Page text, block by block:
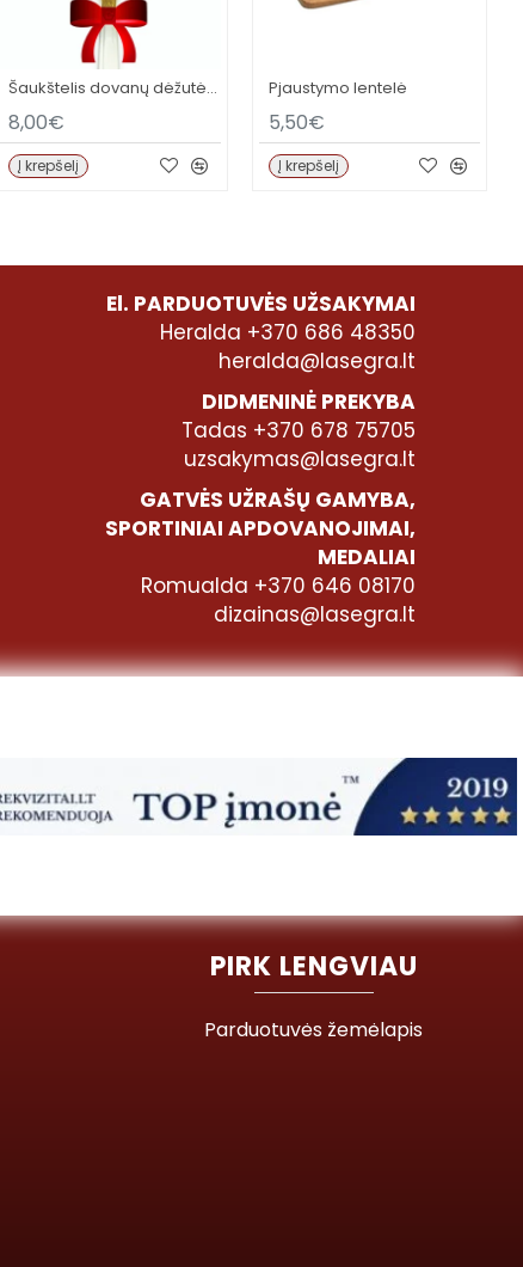
Šaukštelis dovanų dėžutėje MYLIU
8,00€
Į krepšelį
Pjaustymo lentelė
5,50€
Į krepšelį
El. PARDUOTUVĖS UŽSAKYMAI
Heralda +370 686 48350
heralda@lasegra.lt
DIDMENINĖ PREKYBA
Tadas +370 678 75705
uzsakymas@lasegra.lt
GATVĖS UŽRAŠŲ GAMYBA,
SPORTINIAI APDOVANOJIMAI,
MEDALIAI
Romualda +370 646 08170
dizainas@lasegra.lt
PIRK LENGVIAU
Parduotuvės žemėlapis